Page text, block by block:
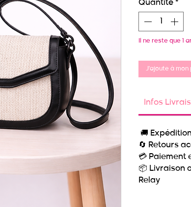
Quantité *
Il ne reste que 1
J'ajoute à mon
Infos
🚚
🔄 Retours
💳 Paiement
📦 Livraison
Relay